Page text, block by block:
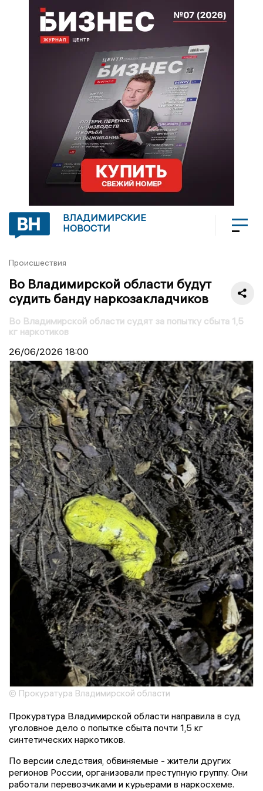
ВЛАДИМИРСКИЕ
НОВОСТИ
Происшествия
Во Владимирской области будут
судить банду наркозакладчиков
Во Владимирской области судят за попытку сбыта 1,5
кг наркотиков
26/06/2026 18:00
© Прокуратура Владимирской области
Прокуратура Владимирской области направила в суд
уголовное дело о попытке сбыта почти 1,5 кг
синтетических наркотиков.
По версии следствия, обвиняемые - жители других
регионов России, организовали преступную группу. Они
работали перевозчиками и курьерами в наркосхеме.